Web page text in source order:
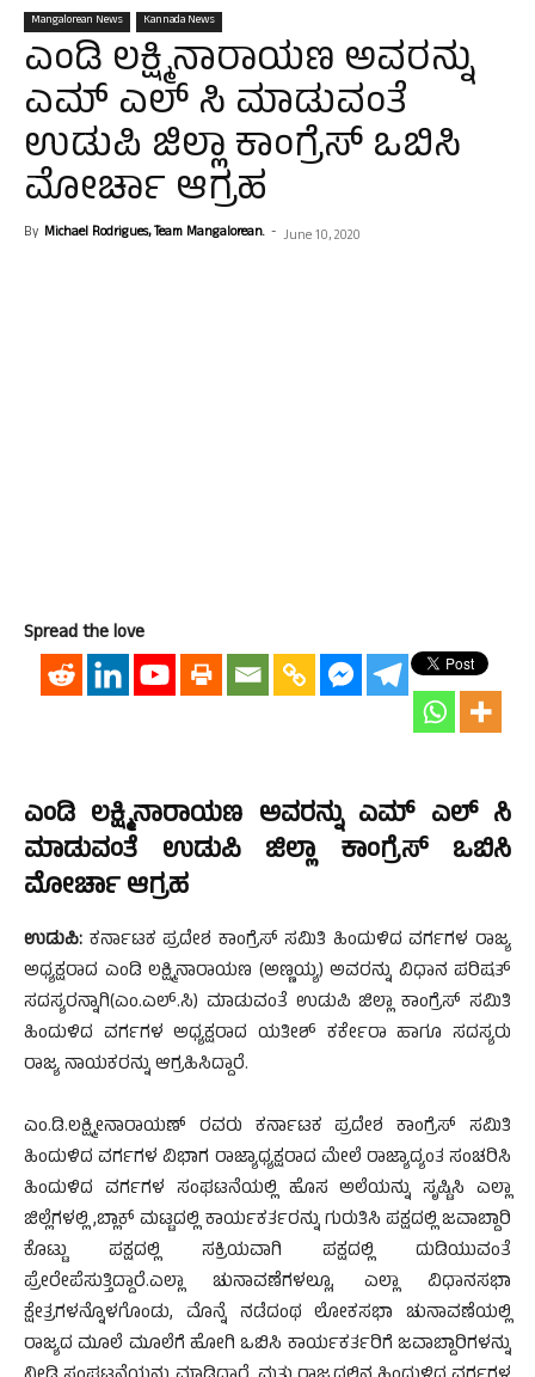
Mangalorean News Kannada News
ಎಂಡಿ ಲಕ್ಷ್ಮಿನಾರಾಯಣ ಅವರನ್ನು
ಎಮ್ ಎಲ್ ಸಿ ಮಾಡುವಂತೆ
ಉಡುಪಿ ಜಿಲ್ಲಾ ಕಾಂಗ್ರೆಸ್ ಒಬಿಸಿ
ಮೋರ್ಚಾ ಆಗ್ರಹ
By Michael Rodrigues, Team Mangalorean. - June 10, 2020
Spread the love
ಎಂಡಿ ಲಕ್ಷ್ಮಿನಾರಾಯಣ ಅವರನ್ನು ಎಮ್ ಎಲ್ ಸಿ
ಮಾಡುವಂತೆ ಉಡುಪಿ ಜಿಲ್ಲಾ ಕಾಂಗ್ರೆಸ್ ಒಬಿಸಿ
ಮೋರ್ಚಾ ಆಗ್ರಹ
ಉಡುಪಿ: ಕರ್ನಾಟಕ ಪ್ರದೇಶ ಕಾಂಗ್ರೆಸ್ ಸಮಿತಿ ಹಿಂದುಳಿದ ವರ್ಗಗಳ ರಾಜ್ಯ
ಅಧ್ಯಕ್ಷರಾದ ಎಂಡಿ ಲಕ್ಷ್ಮಿನಾರಾಯಣ (ಅಣ್ಣಯ್ಯ) ಅವರನ್ನು ವಿಧಾನ ಪರಿಷತ್
ಸದಸ್ಯರನ್ನಾಗಿ(ಎಂ.ಎಲ್.ಸಿ) ಮಾಡುವಂತೆ ಉಡುಪಿ ಜಿಲ್ಲಾ ಕಾಂಗ್ರೆಸ್ ಸಮಿತಿ
ಹಿಂದುಳಿದ ವರ್ಗಗಳ ಅಧ್ಯಕ್ಷರಾದ ಯತೀಶ್ ಕರ್ಕೇರಾ ಹಾಗೂ ಸದಸ್ಯರು
ರಾಜ್ಯ ನಾಯಕರನ್ನು ಆಗ್ರಹಿಸಿದ್ದಾರೆ.
ಎಂ.ಡಿ.ಲಕ್ಷ್ಮೀನಾರಾಯಣ್ ರವರು ಕರ್ನಾಟಕ ಪ್ರದೇಶ ಕಾಂಗ್ರೆಸ್ ಸಮಿತಿ
ಹಿಂದುಳಿದ ವರ್ಗಗಳ ವಿಭಾಗ ರಾಜ್ಯಾಧ್ಯಕ್ಷರಾದ ಮೇಲೆ ರಾಜ್ಯಾದ್ಯಂತ ಸಂಚರಿಸಿ
ಹಿಂದುಳಿದ ವರ್ಗಗಳ ಸಂಘಟನೆಯಲ್ಲಿ ಹೊಸ ಅಲೆಯನ್ನು ಸೃಷ್ಟಿಸಿ ಎಲ್ಲಾ
ಜಿಲ್ಲೆಗಳಲ್ಲಿ ,ಬ್ಲಾಕ್ ಮಟ್ಟದಲ್ಲಿ ಕಾರ್ಯಕರ್ತರನ್ನು ಗುರುತಿಸಿ ಪಕ್ಷದಲ್ಲಿ ಜವಾಬ್ದಾರಿ
ಕೊಟ್ಟು ಪಕ್ಷದಲ್ಲಿ ಸಕ್ರಿಯವಾಗಿ ಪಕ್ಷದಲ್ಲಿ ದುಡಿಯುವಂತೆ
ಪ್ರೇರೇಪೆಸುತ್ತಿದ್ದಾರೆ.ಎಲ್ಲಾ ಚುನಾವಣೆಗಳಲ್ಲೂ, ಎಲ್ಲಾ ವಿಧಾನಸಭಾ
ಕ್ಷೇತ್ರಗಳನ್ನೊಳಗೊಂಡು, ಮೊನ್ನೆ ನಡೆದಂಥ ಲೋಕಸಭಾ ಚುನಾವಣೆಯಲ್ಲಿ
ರಾಜ್ಯದ ಮೂಲೆ ಮೂಲೆಗೆ ಹೋಗಿ ಒಬಿಸಿ ಕಾರ್ಯಕರ್ತರಿಗೆ ಜವಾಬ್ದಾರಿಗಳನ್ನು